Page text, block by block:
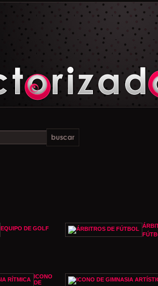
EQUIPO DE GOLF
ICONO
DE